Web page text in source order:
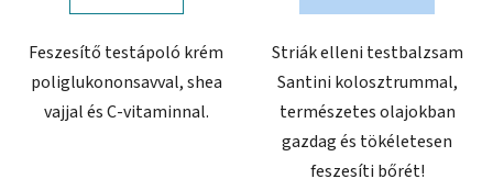
Feszesítő testápoló krém
poliglukononsavval, shea
vajjal és C-vitaminnal.
Striák elleni testbalzsam
Santini kolosztrummal,
természetes olajokban
gazdag és tökéletesen
feszesíti bőrét!